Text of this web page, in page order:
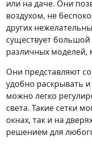
или на даче. Они
воздухом, не
других
существует
различных моделей,
Они представляют
удобно раскрывать
можно легко
света. Такие сетки
окнах, так и на
решением для